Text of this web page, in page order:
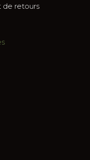
de retours